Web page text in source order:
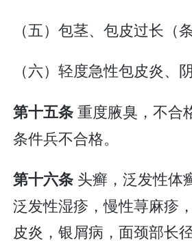
（五）包茎、包皮过长（
（六）轻度急性包皮炎、
第十五条重度腋臭，不合
条件兵不合格。
第十六条 头癣，泛发性体
泛发性湿疹，慢性荨麻疹
皮炎，银屑病，面颈部长